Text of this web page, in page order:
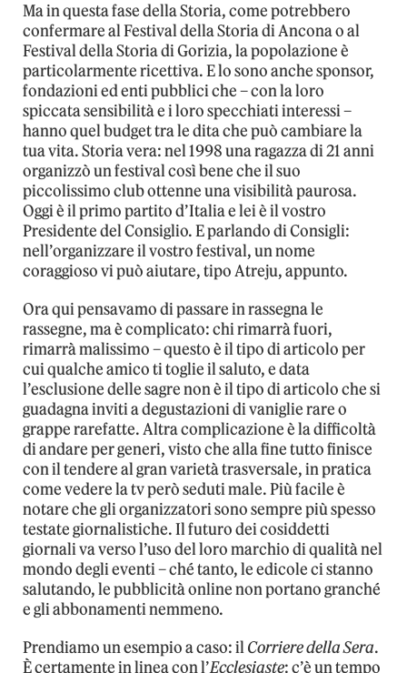
Ma in questa fase della Storia, come potrebbero
confermare al Festival della Storia di Ancona o al
Festival della Storia di Gorizia, la popolazione è
particolarmente ricettiva. E lo sono anche sponsor,
fondazioni ed enti pubblici che – con la loro
spiccata sensibilità e i loro specchiati interessi –
hanno quel budget tra le dita che può cambiare la
tua vita. Storia vera: nel 1998 una ragazza di 21 anni
organizzò un festival così bene che il suo
piccolissimo club ottenne una visibilità paurosa.
Oggi è il primo partito d’Italia e lei è il vostro
Presidente del Consiglio. E parlando di Consigli:
nell’organizzare il vostro festival, un nome
coraggioso vi può aiutare, tipo Atreju, appunto.
Ora qui pensavamo di passare in rassegna le
rassegne, ma è complicato: chi rimarrà fuori,
rimarrà malissimo – questo è il tipo di articolo per
cui qualche amico ti toglie il saluto, e data
l’esclusione delle sagre non è il tipo di articolo che si
guadagna inviti a degustazioni di vaniglie rare o
grappe rarefatte. Altra complicazione è la difficoltà
di andare per generi, visto che alla fine tutto finisce
con il tendere al gran varietà trasversale, in pratica
come vedere la tv però seduti male. Più facile è
notare che gli organizzatori sono sempre più spesso
testate giornalistiche. Il futuro dei cosiddetti
giornali va verso l’uso del loro marchio di qualità nel
mondo degli eventi – ché tanto, le edicole ci stanno
salutando, le pubblicità online non portano granché
e gli abbonamenti nemmeno.
Prendiamo un esempio a caso: ilCorriere della Sera.
È certamente in linea con l’Ecclesiaste: c’è un tempo